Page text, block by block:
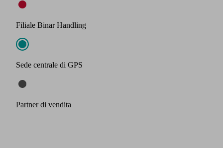
Filiale Binar Handling
Sede centrale di GPS
Partner di vendita